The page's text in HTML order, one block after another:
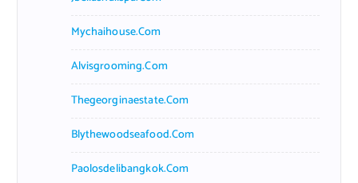
Mychaihouse.com
Alvisgrooming.com
Thegeorginaestate.com
Blythewoodseafood.com
Paolosdelibangkok.com